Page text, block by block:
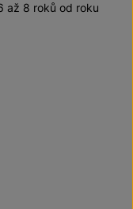
až 8 roků od roku